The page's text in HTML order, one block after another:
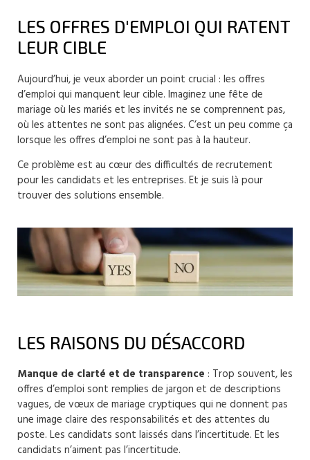
LES OFFRES D'EMPLOI QUI RATENT
LEUR CIBLE
Aujourd’hui, je veux aborder un point crucial : les offres
d’emploi qui manquent leur cible. Imaginez une fête de
mariage où les mariés et les invités ne se comprennent pas,
où les attentes ne sont pas alignées. C’est un peu comme ça
lorsque les offres d’emploi ne sont pas à la hauteur.
Ce problème est au cœur des difficultés de recrutement
pour les candidats et les entreprises. Et je suis là pour
trouver des solutions ensemble.
LES RAISONS DU DÉSACCORD
Manque de clarté et de transparence : Trop souvent, les
offres d’emploi sont remplies de jargon et de descriptions
vagues, de vœux de mariage cryptiques qui ne donnent pas
une image claire des responsabilités et des attentes du
poste. Les candidats sont laissés dans l’incertitude. Et les
candidats n’aiment pas l’incertitude.